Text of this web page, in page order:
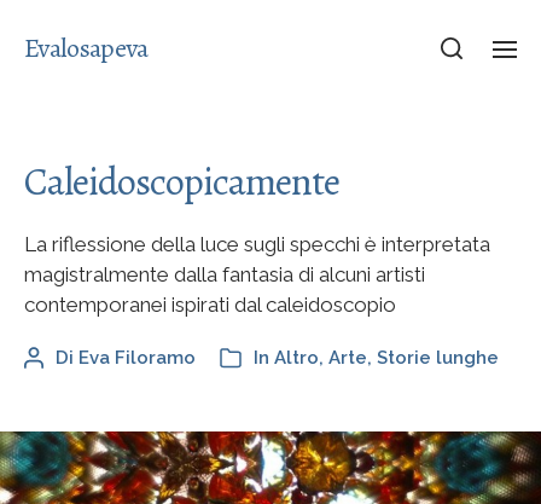
Evalosapeva
Caleidoscopicamente
La riflessione della luce sugli specchi è interpretata
magistralmente dalla fantasia di alcuni artisti
contemporanei ispirati dal caleidoscopio
Di Eva Filoramo In Altro, Arte, Storie lunghe